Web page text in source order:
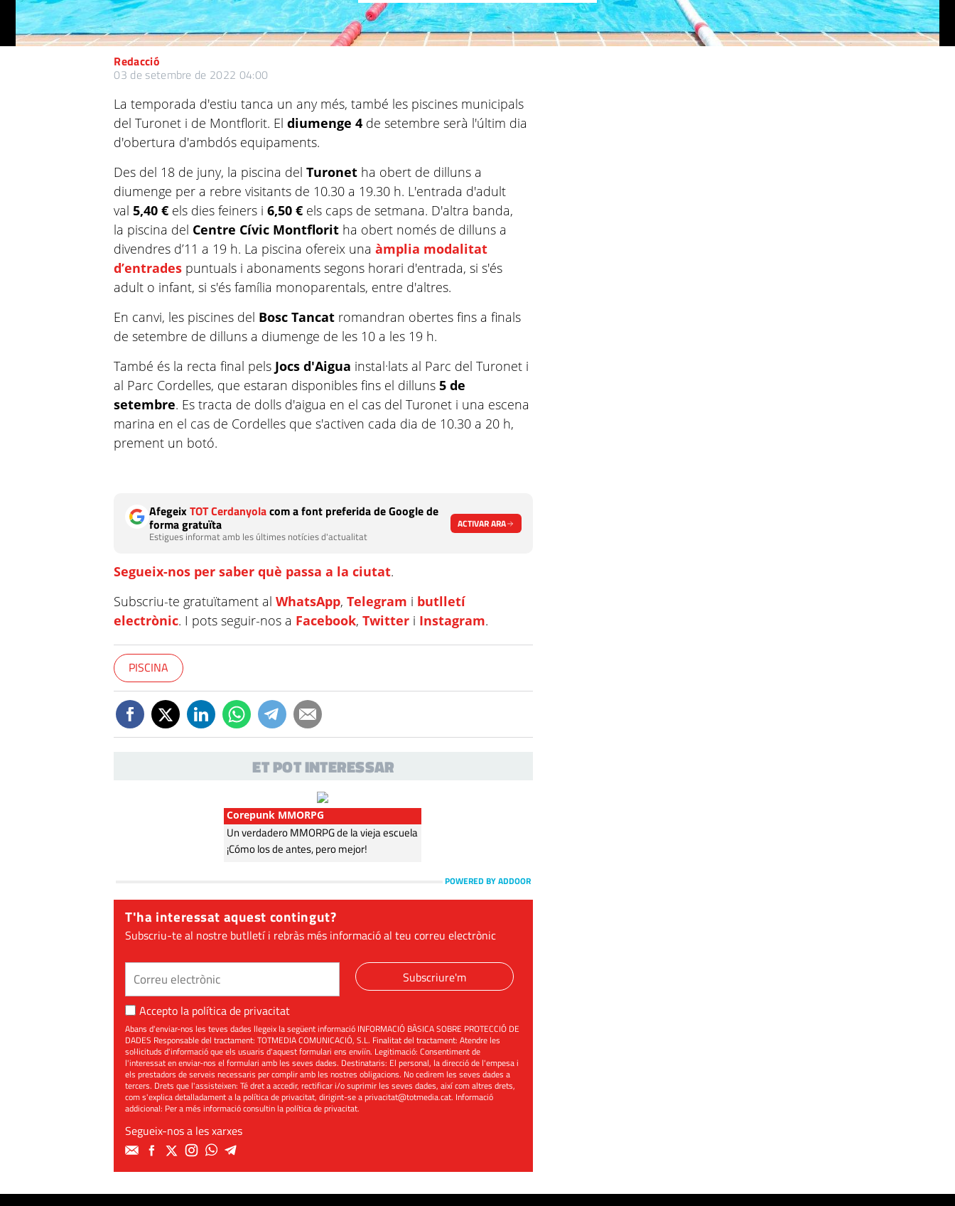
Redacció
03 de setembre de 2022 04:00
La temporada d'estiu tanca un any més, també les piscines municipals
del Turonet i de Montflorit. Eldiumenge 4 de setembre serà l'últim dia
d'obertura d'ambdós equipaments.
Des del 18 de juny, la piscina delTuronet ha obert de dilluns a
diumenge per a rebre visitants de 10.30 a 19.30 h. L'entrada d'adult
val5,40 € els dies feiners i6,50 € els caps de setmana. D'altra banda,
la piscina del Centre Cívic Montflorit ha obert només de dilluns a
divendres d’11 a 19 h. La piscina ofereix unaàmplia modalitat
d’entrades puntuals i abonaments segons horari d'entrada, si s'és
adult o infant, si s'és família monoparentals, entre d'altres.
En canvi, les piscines del Bosc Tancat romandran obertes fins a finals
de setembre de dilluns a diumenge de les 10 a les 19 h.
També és la recta final pels Jocs d'Aigua instal·lats al Parc del Turonet i
al Parc Cordelles, que estaran disponibles fins el dilluns5 de
setembre. Es tracta de dolls d'aigua en el cas del Turonet i una escena
marina en el cas de Cordelles que s'activen cada dia de 10.30 a 20 h,
prement un botó.
AfegeixTOT Cerdanyolacom a font preferida de Google de
forma gratuïta
Estigues informat amb les últimes notícies d'actualitat
ACTIVAR ARA
Segueix-nos per saber què passa a la ciutat.
Subscriu-te gratuïtament alWhatsApp,Telegram i butlletí
electrònic. I pots seguir-nos a Facebook,Twitter i Instagram.
PISCINA
ET POT INTERESSAR
Corepunk MMORPG
Un verdadero MMORPG de la vieja escuela
¡Cómo los de antes, pero mejor!
POWERED BY ADDOOR
T'ha interessat aquest contingut?
Subscriu-te al nostre butlletí i rebràs més informació al teu correu electrònic
Subscriure'm
Accepto la política de privacitat
Abans d'enviar-nos les teves dades llegeix la següent informació INFORMACIÓ BÀSICA SOBRE PROTECCIÓ DE
DADES Responsable del tractament: TOTMEDIA COMUNICACIÓ, S.L. Finalitat del tractament: Atendre les
sol·licituds d'informació que els usuaris d'aquest formulari ens enviïn. Legitimació: Consentiment de
l'interessat en enviar-nos el formulari amb les seves dades. Destinataris: El personal, la direcció de l'empesa i
els prestadors de serveis necessaris per complir amb les nostres obligacions. No cedirem les seves dades a
tercers. Drets que l'assisteixen: Té dret a accedir, rectificar i/o suprimir les seves dades, així com altres drets,
com s'explica detalladament a la política de privacitat, dirigint-se aprivacitat@totmedia.cat. Informació
addicional: Per a més informació consultin lapolítica de privacitat.
Segueix-nos a les xarxes